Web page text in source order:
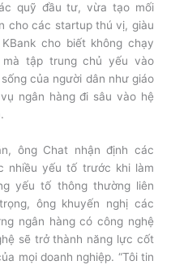
quỹ đầu tư, vừa tạo mối
cho các startup thú vị, giàu
cho biết không chạy
tập trung chủ yếu vào
của người dân như giáo
ngân hàng đi sâu vào hệ
ông Chat nhận định các
nhiều yếu tố trước khi làm
yếu tố thông thường liên
ông khuyến nghị các
ngân hàng có công nghệ
sẽ trở thành năng lực cốt
mọi doanh nghiệp. “Tôi tin